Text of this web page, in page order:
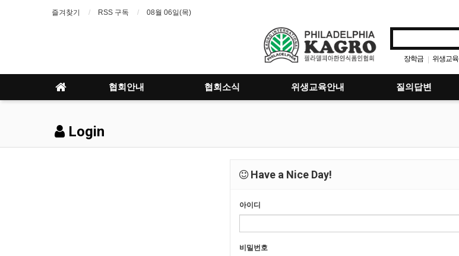
즐겨찾기 RSS 구독 08월 06일(목)
장학금 | 위생교육
협회안내 협회소식 위생교육안내 질의답변
Login
Have a Nice Day!
아이디
비밀번호